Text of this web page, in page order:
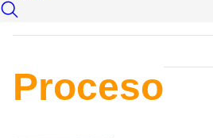
Proceso